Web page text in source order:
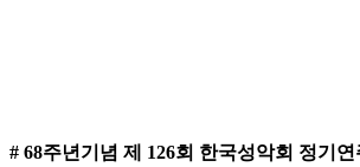
# 68주년기념 제 126회 한국성악회 정기